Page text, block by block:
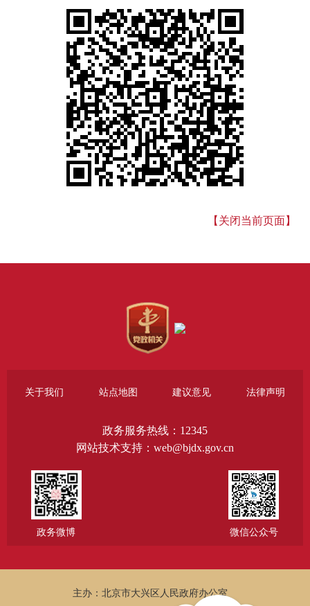
【关闭当前页面】
关于我们 站点地图 建议意见 法律声明
政务服务热线：12345
网站技术支持：web@bjdx.gov.cn
政务微博 微信公众号
主办：北京市大兴区人民政府办公室